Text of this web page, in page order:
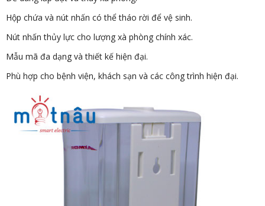
Hộp chứa và nút nhấn có thể tháo rời để vệ sinh.
Nút nhấn thủy lực cho lượng xà phòng chính xác.
Mẫu mã đa dạng và thiết kế hiện đại.
Phù hợp cho bệnh viện, khách sạn và các công trình hiện đại.